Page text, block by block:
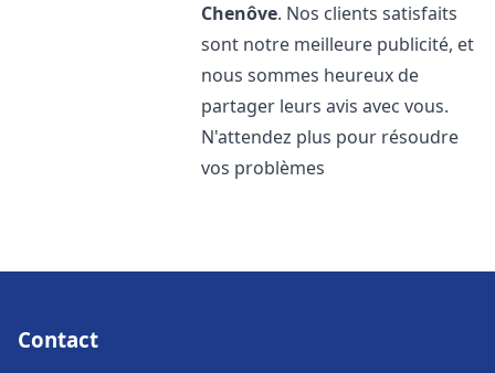
Chenôve. Nos clients satisfaits
sont notre meilleure publicité, et
nous sommes heureux de
partager leurs avis avec vous.
N'attendez plus pour résoudre
vos problèmes
Contact